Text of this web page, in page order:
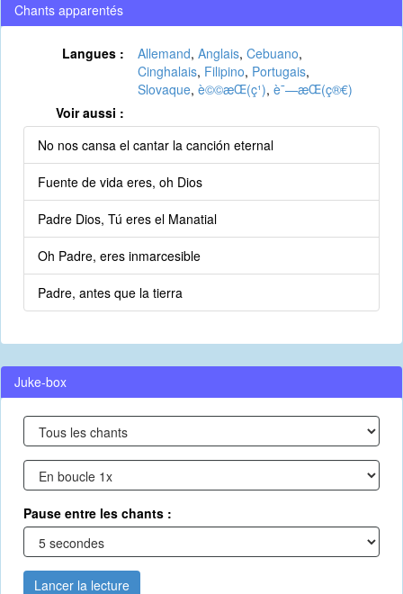
Chants apparentés
Langues : Allemand, Anglais, Cebuano,
Cinghalais, Filipino, Portugais,
Slovaque, è©©æ­Œ(ç¹), è¯—æ­Œ(ç®€)
Voir aussi :
No nos cansa el cantar la canción eternal
Fuente de vida eres, oh Dios
Padre Dios, Tú eres el Manatial
Oh Padre, eres inmarcesible
Padre, antes que la tierra
Juke-box
Pause entre les chants :
Lancer la lecture